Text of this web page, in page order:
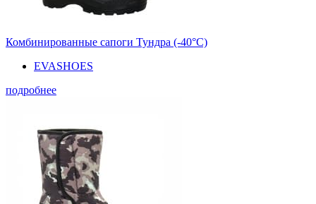
Комбинированные сапоги Тундра (-40°С)
EVASHOES
подробнее